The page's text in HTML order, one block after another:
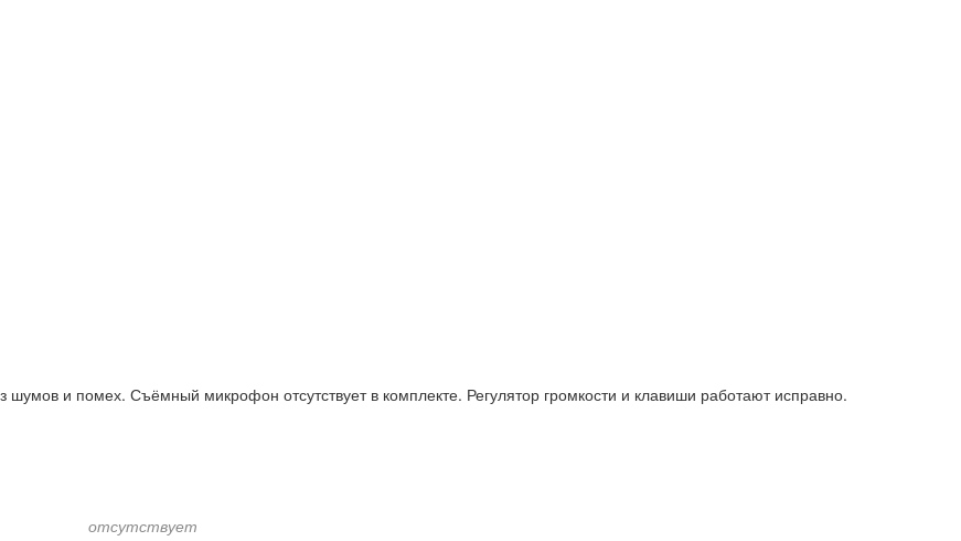
шумов и помех. Съёмный микрофон отсутствует в комплекте. Регулятор громкости и клавиши работают исправно.
отсутствует